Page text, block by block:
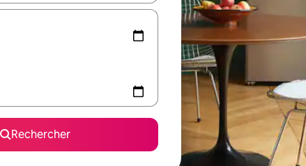
Rechercher